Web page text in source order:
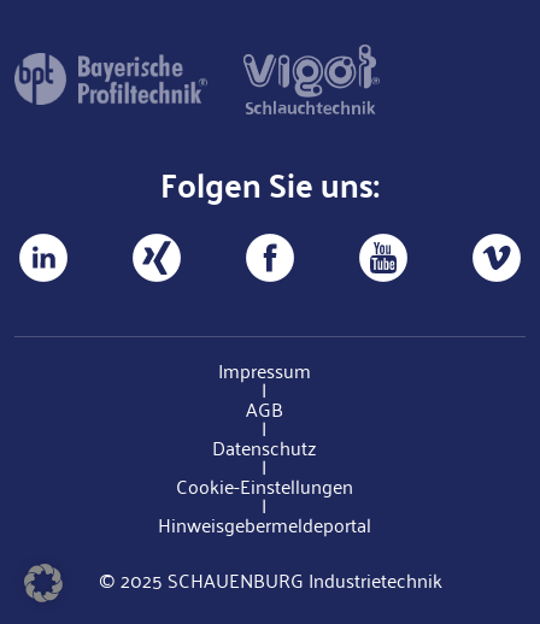
Folgen Sie uns:
Impressum
|
AGB
|
Datenschutz
|
Cookie-Einstellungen
|
Hinweisgebermeldeportal
© 2025 SCHAUENBURG Industrietechnik